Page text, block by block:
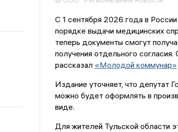
С 1 сентября 2026 года в
порядке выдачи медицинских
теперь документы смогут
получения отдельного
рассказал «Молодой коммунар»
Издание уточняет, что депутат
можно будет оформлять в
виде.
Для жителей Тульской области